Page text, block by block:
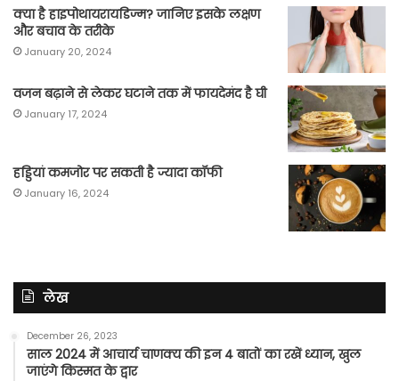
क्या है हाइपोथायरायडिज्म? जानिए इसके लक्षण
और बचाव के तरीके
January 20, 2024
वजन बढ़ाने से लेकर घटाने तक में फायदेमंद है घी
January 17, 2024
हड्डियां कमजोर पर सकती है ज्यादा कॉफी
January 16, 2024
लेख
December 26, 2023
साल 2024 में आचार्य चाणक्य की इन 4 बातों का रखें ध्यान, खुल
जाएंगे किस्मत के द्वार